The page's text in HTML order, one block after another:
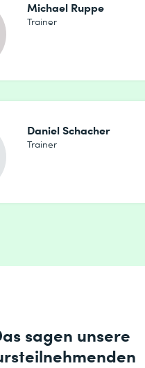
Michael Ruppe
Trainer
Daniel Schacher
Trainer
sagen unsere